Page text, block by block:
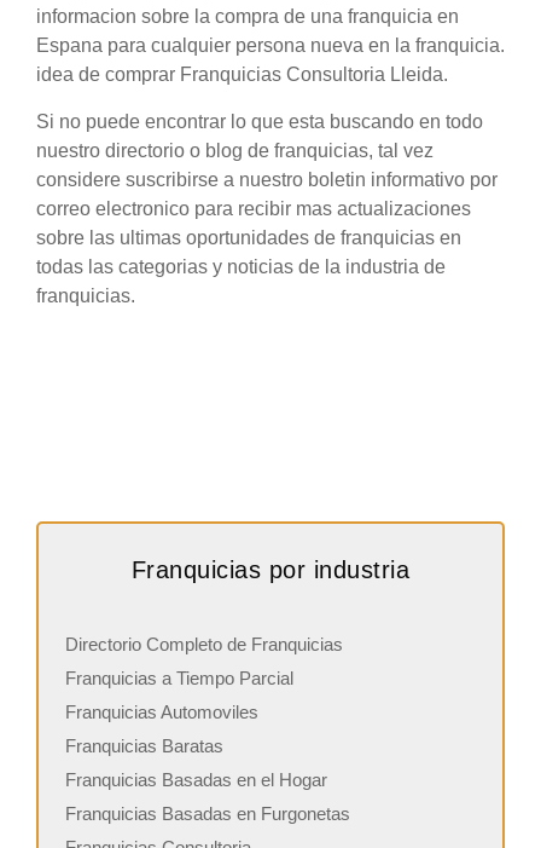
informacion sobre la compra de una franquicia en
Espana para cualquier persona nueva en la franquicia.
idea de comprar Franquicias Consultoria Lleida.
Si no puede encontrar lo que esta buscando en todo
nuestro directorio o blog de franquicias, tal vez
considere suscribirse a nuestro boletin informativo por
correo electronico para recibir mas actualizaciones
sobre las ultimas oportunidades de franquicias en
todas las categorias y noticias de la industria de
franquicias.
Franquicias por industria
Directorio Completo de Franquicias
Franquicias a Tiempo Parcial
Franquicias Automoviles
Franquicias Baratas
Franquicias Basadas en el Hogar
Franquicias Basadas en Furgonetas